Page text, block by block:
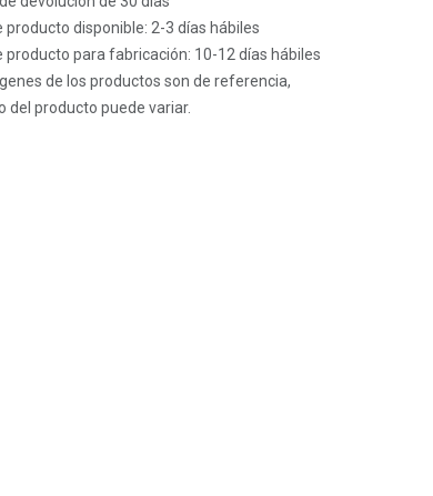
producto disponible: 2-3 días hábiles
producto para fabricación: 10-12 días hábiles
de los productos son de referencia,
del producto puede variar.